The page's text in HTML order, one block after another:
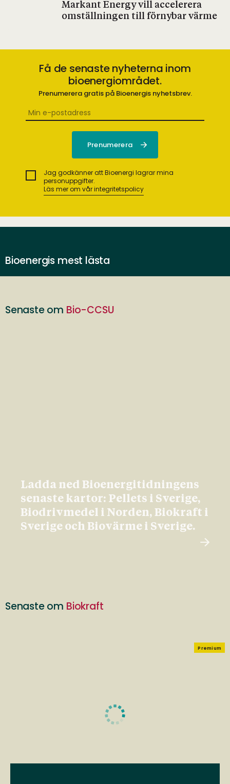
Markant Energy vill accelerera
omställningen till förnybar värme
Få de senaste nyheterna inom
bioenergiområdet.
Prenumerera gratis på Bioenergis nyhetsbrev.
Jag godkänner att Bioenergi lagrar mina
personuppgifter.
Läs mer om vår integritetspolicy
Bioenergis mest lästa
Senaste om Bio-CCSU
Ladda ned Bioenergitidningens
senaste kartor: Pellets i Sverige,
Biodrivmedel i Norden, Biokraft i
Sverige och Biovärme i Sverige.
Senaste om Biokraft
Premium